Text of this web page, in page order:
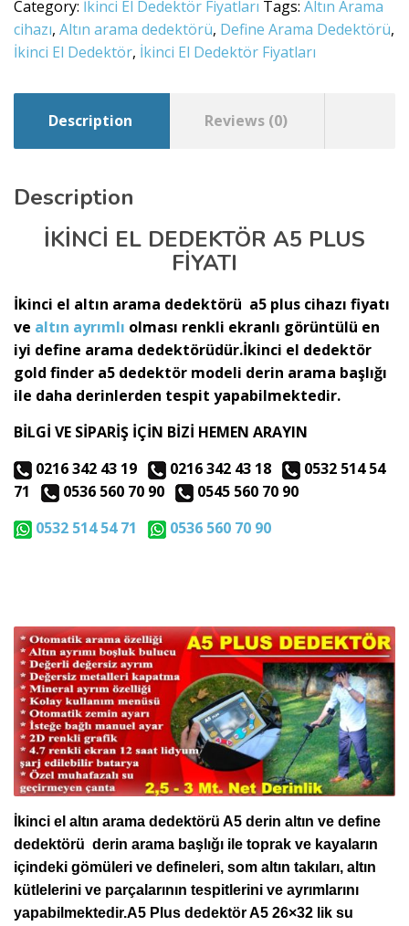
Category: İkinci El Dedektör Fiyatları Tags: Altın Arama
cihazı, Altın arama dedektörü, Define Arama Dedektörü,
İkinci El Dedektör, İkinci El Dedektör Fiyatları
Description Reviews (0)
Description
İKİNCİ EL DEDEKTÖR A5 PLUS
FİYATI
İkinci el altın arama dedektörü a5 plus cihazı fiyatı
ve altın ayrımlı olması renkli ekranlı görüntülü en
iyi define arama dedektörüdür.İkinci el dedektör
gold finder a5 dedektör modeli derin arama başlığı
ile daha derinlerden tespit yapabilmektedir.
BİLGİ VE SİPARİŞ İÇİN BİZİ HEMEN ARAYIN
0216 342 43 19
0216 342 43 18
0532 514 54
71
0536 560 70 90
0545 560 70 90
0532 514 54 71
0536 560 70 90
İkinci el altın arama dedektörü A5 derin altın ve define
dedektörü derin arama başlığı ile toprak ve kayaların
içindeki gömüleri ve defineleri, som altın takıları, altın
kütlelerini ve parçalarının tespitlerini ve ayrımlarını
yapabilmektedir.A5 Plus dedektör A5 26×32 lik su